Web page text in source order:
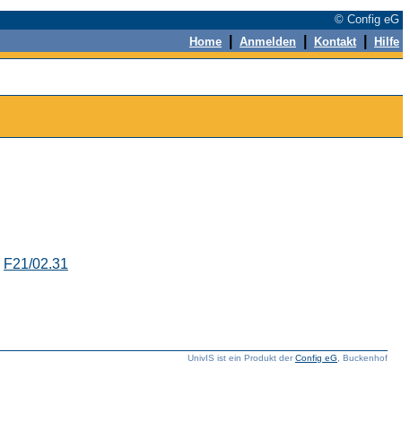
© Config eG
Home Anmelden Kontakt Hilfe
F21/02.31
UnivIS ist ein Produkt derConfig eG , Buckenhof